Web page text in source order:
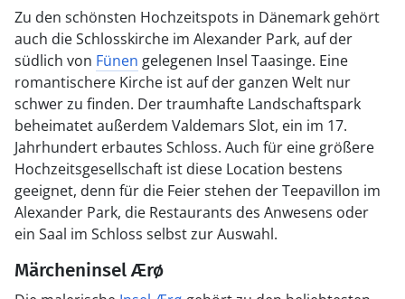
Zu den schönsten Hochzeitspots in Dänemark gehört
auch die Schlosskirche im Alexander Park, auf der
südlich von Fünen gelegenen Insel Taasinge. Eine
romantischere Kirche ist auf der ganzen Welt nur
schwer zu finden. Der traumhafte Landschaftspark
beheimatet außerdem Valdemars Slot, ein im 17.
Jahrhundert erbautes Schloss. Auch für eine größere
Hochzeitsgesellschaft ist diese Location bestens
geeignet, denn für die Feier stehen der Teepavillon im
Alexander Park, die Restaurants des Anwesens oder
ein Saal im Schloss selbst zur Auswahl.
Märcheninsel Ærø